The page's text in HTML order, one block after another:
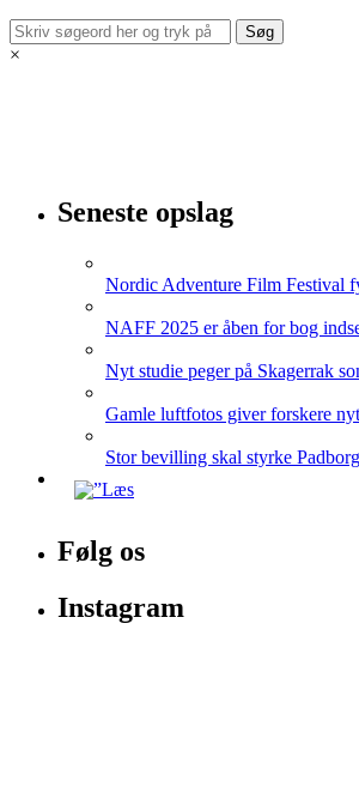
×
Seneste opslag
Nordic Adventure Film Festival
NAFF 2025 er åben for bog
Nyt studie peger på Skagerrak
Gamle luftfotos giver forskere
Stor bevilling skal styrke
Følg os
Instagram